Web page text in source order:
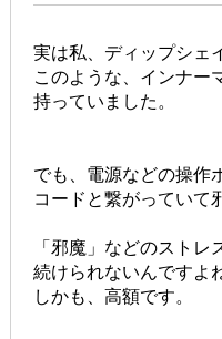
実は私、ディップシェ
このような、インナー
持っていました。
でも、電源などの操作
コードと繋がっていて
「邪魔」などのストレ
続けられないんですよ
しかも、高額です。